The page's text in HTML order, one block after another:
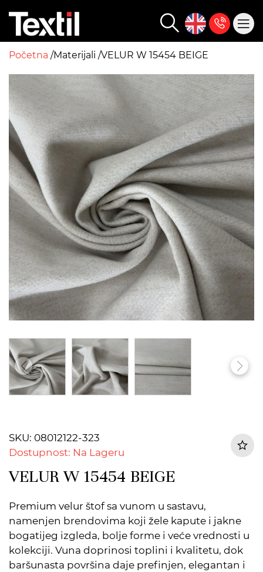
Početna Materijali VELUR W 15454 BEIGE
SKU: 08012122-323
Dostupnost: Na Lageru
VELUR W 15454 BEIGE
Premium velur štof sa vunom u sastavu,
namenjen brendovima koji žele kapute i jakne
bogatijeg izgleda, bolje forme i veće vrednosti u
kolekciji. Vuna doprinosi toplini i kvalitetu, dok
baršunasta površina daje prefinjen, elegantan i